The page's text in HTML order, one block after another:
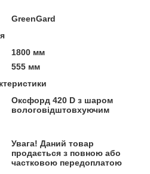
GreenGard
1800 мм
555 мм
Оксфорд 420 D з шаром
вологовідштовхуючим
Увага! Даний товар
продається з повною або
частковою передоплатою